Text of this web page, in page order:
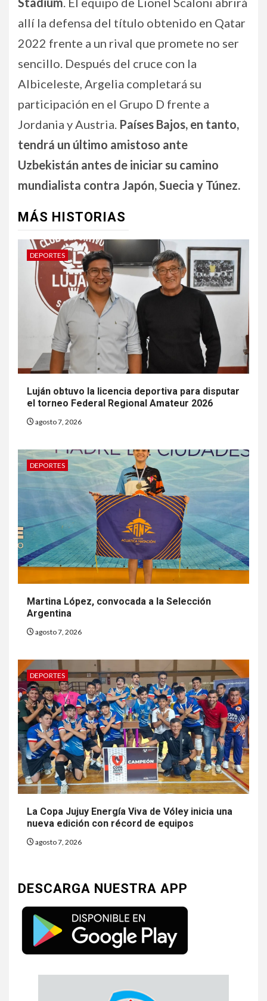
allí la defensa del título obtenido en Qatar
2022 frente a un rival que promete no ser
sencillo. Después del cruce con la
Albiceleste, Argelia completará su
participación en el Grupo D frente a
Jordania y Austria. Países Bajos, en tanto,
tendrá un último amistoso ante
Uzbekistán antes de iniciar su camino
mundialista contra Japón, Suecia y Túnez.
MÁS HISTORIAS
DEPORTES
Luján obtuvo la licencia deportiva para disputar
el torneo Federal Regional Amateur 2026
agosto 7, 2026
DEPORTES
Martina López, convocada a la Selección
Argentina
agosto 7, 2026
DEPORTES
La Copa Jujuy Energía Viva de Vóley inicia una
nueva edición con récord de equipos
agosto 7, 2026
DESCARGA NUESTRA APP